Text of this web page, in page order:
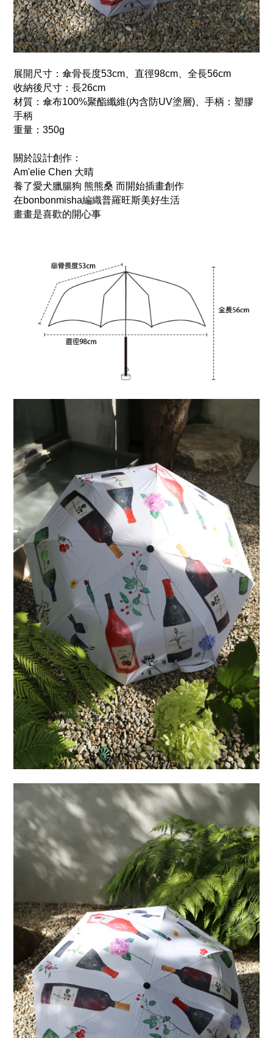
展開尺寸： 傘骨長度53cm、直徑98cm、全長56cm
收納後尺寸：長26cm
材質：傘布100%聚酯纖維(內含防UV塗層)、手柄：塑膠
手柄
重量：350g
關於設計創作：
Am'elie Chen 大晴
養了愛犬臘腸狗 熊熊桑 而開始插畫創作
在bonbonmisha編織普羅旺斯美好生活
畫畫是喜歡的開心事